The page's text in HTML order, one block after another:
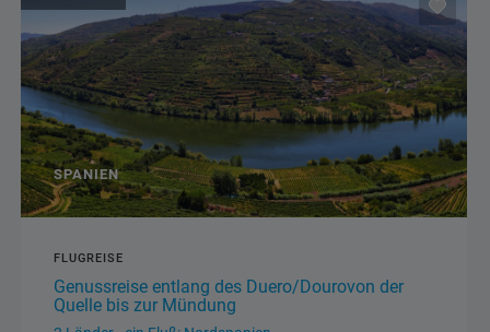
GRIECHENLAND
FLUGREISE
STUDIENREISE
Zauber der Kykladen